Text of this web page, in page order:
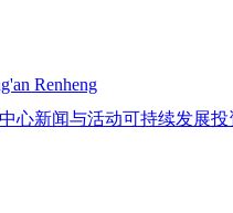
Renheng
心新闻与活动可持续发展投